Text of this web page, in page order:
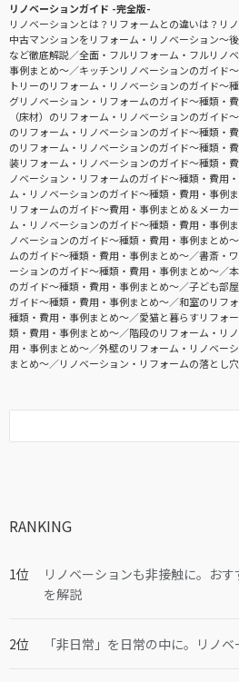
リノベーションガイド -完全版-
リノベーションとは？リフォームとの違いは？リ
中古マンションをリフォーム・リノベーション〜
など徹底解説
全面・フルリフォーム・フルリノ
事例まとめ〜
キッチンリノベーションのガイド
トリーのリフォーム・リノベーションのガイド〜
グリノベーション・リフォームのガイド〜種類・
（床材）のリフォーム・リノベーションのガイド
のリフォーム・リノベーションのガイド〜種類・
のリフォーム・リノベーションのガイド〜種類・
装リフォーム・リノベーションのガイド〜種類・
ノベーション・リフォームのガイド〜種類・費用
ム・リノベーションのガイド〜種類・費用・事例
リフォームのガイド〜費用・事例まとめ＆メーカ
ム・リノベーションのガイド〜種類・費用・事例
ノベーションのガイド〜種類・費用・事例まとめ〜
ムのガイド〜種類・費用・事例まとめ〜
書斎・
ーションのガイド〜種類・費用・事例まとめ〜
のガイド〜種類・費用・事例まとめ〜
子ども部
ガイド〜種類・費用・事例まとめ〜
和室のリフ
種類・費用・事例まとめ〜
愛猫と暮らすリフォ
類・費用・事例まとめ〜
階段のリフォーム・リ
用・事例まとめ〜
外壁のリフォーム・リノベー
まとめ〜
リノベーション・リフォームの落とし
RANKING
リノベーションも非接触に。お
を解説
「非日常」を日常の中に。リノ